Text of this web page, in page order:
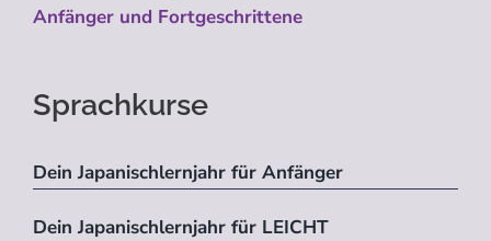
Anfänger und Fortgeschrittene
Sprachkurse
Dein Japanischlernjahr für Anfänger
Dein Japanischlernjahr für LEICHT